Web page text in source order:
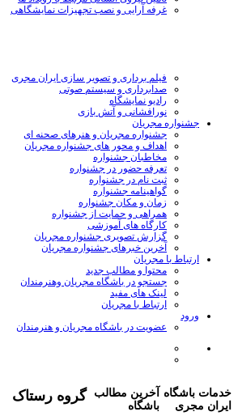
غرفه آرایی و نصب تجهیزات نمایشگاهی
فیلم برداری و تصویر سازی ایران مجری
صدابرداری و سیستم صوتی
رادیو نمایشگاه
نورافشانی و آتش بازی
جشنواره مجریان
جشنواره مجریان و هنرهای صحنه ای
اهداف و محور های جشنواره مجریان
مخاطبان جشنواره
تعرفه حضور در جشنواره
ثبت نام در جشنواره
گواهینامه جشنواره
زمان و مکان جشنواره
همراهی و حمایت از جشنواره
کارگاه های آموزشی
گزارش تصویری جشنواره مجریان
آخرین خبرهای جشنواره مجریان
ارتباط با مجریان
محتوا و مطالب جدید
جستجو در باشگاه مجریان وهنرمندان
لینک های مفید
ارتباط با مجریان
ورود
عضویت در باشگاه مجریان و هنرمندان
گروه رستاک
آخرین مطالب
باشگاه
خدمات باشگاه
ایران مجری